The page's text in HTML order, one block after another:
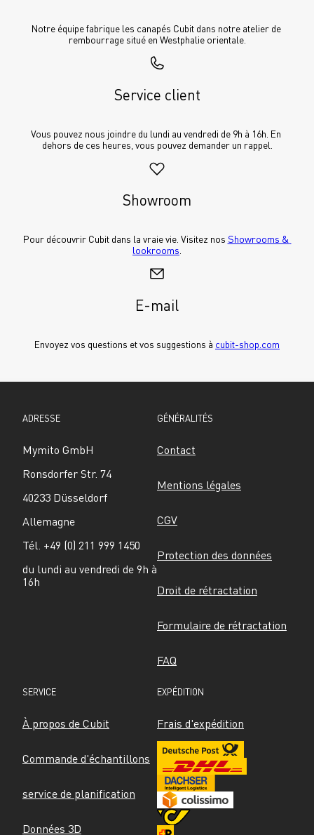
Notre équipe fabrique les canapés Cubit dans notre atelier de
rembourrage situé en Westphalie orientale.
Service client
Vous pouvez nous joindre du lundi au vendredi de 9h à 16h. En
dehors de ces heures, vous pouvez demander un rappel.
Showroom
Pour découvrir Cubit dans la vraie vie. Visitez nos Showrooms &
lookrooms
E-mail
Envoyez vos questions et vos suggestions à cubit-shop.com
ADRESSE
Mymito GmbH
Ronsdorfer Str. 74
40233 Düsseldorf
Allemagne
Tél. +49 (0) 211 999 1450
du lundi au vendredi de 9h à
16h
GÉNÉRALITÉS
Contact
Mentions légales
CGV
Protection des données
Droit de rétractation
Formulaire de rétractation
FAQ
SERVICE
À propos de Cubit
Commande d'échantillons
service de planification
Données 3D
EXPÉDITION
Frais d'expédition